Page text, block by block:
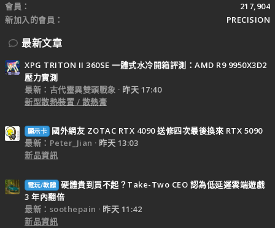
會員
217,904
新加入的會員
PRECISION
最新文章
XPG TRITON II 360SE 一體式水冷開箱評測：AMD R9 9950X3D2
壓力實測
最新：古代靈異雙頭戰象
昨天 17:40
新型散熱裝置 / 散熱膏
顯示卡
國外網友 ZOTAC RTX 4090 送修四次最後換來 RTX 5090
最新：Peter_Jian
昨天 13:03
新品資訊
電玩/軟體 硬體貴到買不起？Take-Two CEO 認為低延遲雲端遊戲
3 年內翻倍
最新：soothepain
昨天 11:42
新品資訊